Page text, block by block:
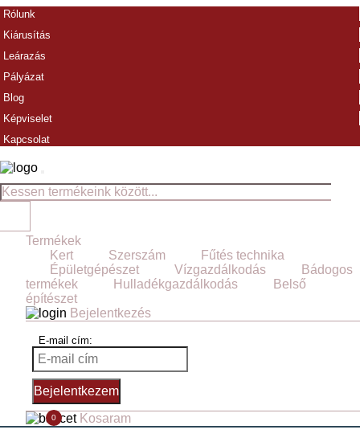
Rólunk
Kiárusítás
Leárazás
Pályázat
Blog
Képviselet
Kapcsolat
Termékek
Kert
Szerszám
Fűtés technika
Épületgépészet
Vízgazdálkodás
Bádogos
termékek
Hulladékgazdálkodás
Belső
építészet
Bejelentkezés
E-mail cím:
Bejelentkezem
Kosaram
0